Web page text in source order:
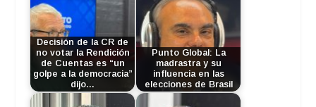
Decisión de la CR de
no votar la Rendición
de Cuentas es “un
golpe a la democracia”
dijo…
Punto Global: La
madrastra y su
influencia en las
elecciones de Brasil